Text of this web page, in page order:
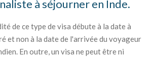
à séjourner en Inde.
de ce type de visa débute à la date à
et non à la date de l'arrivée du voyageur
En outre, un visa ne peut être ni